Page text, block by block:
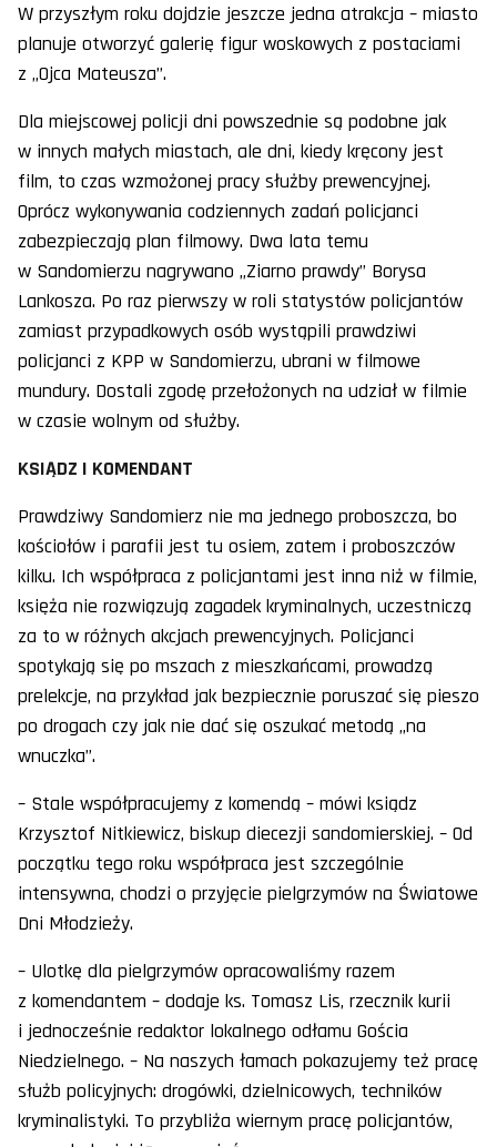
W przyszłym roku dojdzie jeszcze jedna atrakcja – miasto
planuje otworzyć galerię figur woskowych z postaciami
z „Ojca Mateusza”.
Dla miejscowej policji dni powszednie są podobne jak
w innych małych miastach, ale dni, kiedy kręcony jest
film, to czas wzmożonej pracy służby prewencyjnej.
Oprócz wykonywania codziennych zadań policjanci
zabezpieczają plan filmowy. Dwa lata temu
w Sandomierzu nagrywano „Ziarno prawdy” Borysa
Lankosza. Po raz pierwszy w roli statystów policjantów
zamiast przypadkowych osób wystąpili prawdziwi
policjanci z KPP w Sandomierzu, ubrani w filmowe
mundury. Dostali zgodę przełożonych na udział w filmie
w czasie wolnym od służby.
KSIĄDZ I KOMENDANT
Prawdziwy Sandomierz nie ma jednego proboszcza, bo
kościołów i parafii jest tu osiem, zatem i proboszczów
kilku. Ich współpraca z policjantami jest inna niż w filmie,
księża nie rozwiązują zagadek kryminalnych, uczestniczą
za to w różnych akcjach prewencyjnych. Policjanci
spotykają się po mszach z mieszkańcami, prowadzą
prelekcje, na przykład jak bezpiecznie poruszać się pieszo
po drogach czy jak nie dać się oszukać metodą „na
wnuczka”.
– Stale współpracujemy z komendą – mówi ksiądz
Krzysztof Nitkiewicz, biskup diecezji sandomierskiej. – Od
początku tego roku współpraca jest szczególnie
intensywna, chodzi o przyjęcie pielgrzymów na Światowe
Dni Młodzieży.
– Ulotkę dla pielgrzymów opracowaliśmy razem
z komendantem – dodaje ks. Tomasz Lis, rzecznik kurii
i jednocześnie redaktor lokalnego odłamu Gościa
Niedzielnego. – Na naszych łamach pokazujemy też pracę
służb policyjnych: drogówki, dzielnicowych, techników
kryminalistyki. To przybliża wiernym pracę policjantów,